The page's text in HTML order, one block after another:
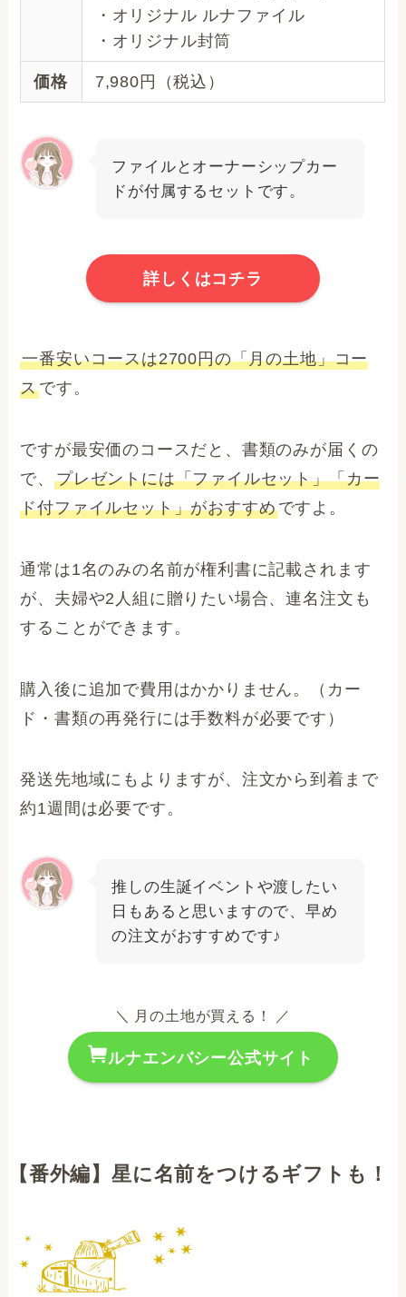
・オリジナル ルナファイル
・オリジナル封筒
価格 7,980円（税込）
ファイルとオーナーシップカー
ドが付属するセットです。
詳しくはコチラ
一番安いコースは2700円の「月の土地」コー
スです。
ですが最安価のコースだと、書類のみが届くの
で、プレゼントには「ファイルセット」「カー
ド付ファイルセット」がおすすめですよ。
通常は1名のみの名前が権利書に記載されます
が、夫婦や2人組に贈りたい場合、連名注文も
することができます。
購入後に追加で費用はかかりません。（カー
ド・書類の再発行には手数料が必要です）
発送先地域にもよりますが、注文から到着まで
約1週間は必要です。
推しの生誕イベントや渡したい
日もあると思いますので、早め
の注文がおすすめです♪
＼ 月の土地が買える！ ／
ルナエンバシー公式サイト
【番外編】星に名前をつけるギフトも！